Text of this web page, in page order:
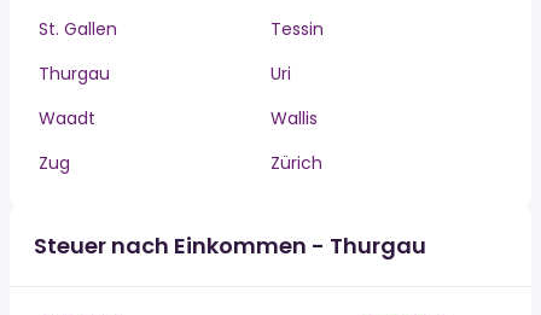
St. Gallen
Tessin
Thurgau
Uri
Waadt
Wallis
Zug
Zürich
Steuer nach Einkommen - Thurgau